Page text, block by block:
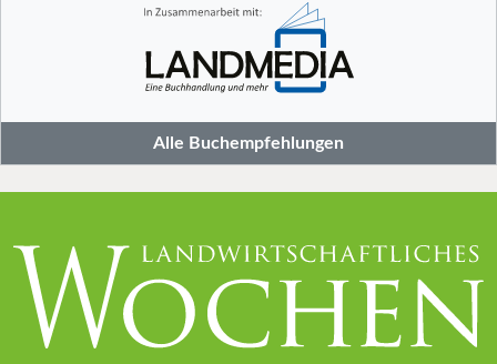
Alle Buchempfehlungen